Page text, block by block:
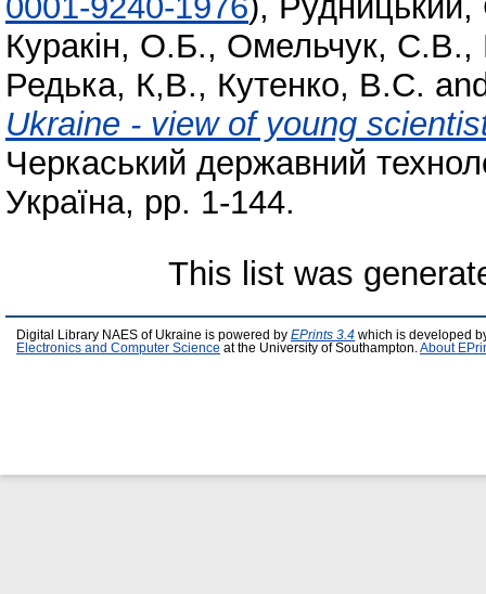
Куракін, О.Б., Омельчук, С.В.,
Редька, К,В., Кутенко, В.С.
Ukraine - view of young
Черкаський державний
Україна, pp. 1-144.
This list was
Digital Library NAES of Ukraine is powered by EPrints 3.4 which is developed
Electronics and Computer Science at the University of Southampton. About